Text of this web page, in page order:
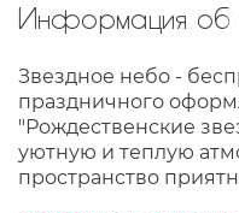
Информация об
Звездное небо -
праздничного
"Рождественские
уютную и теплую
пространство